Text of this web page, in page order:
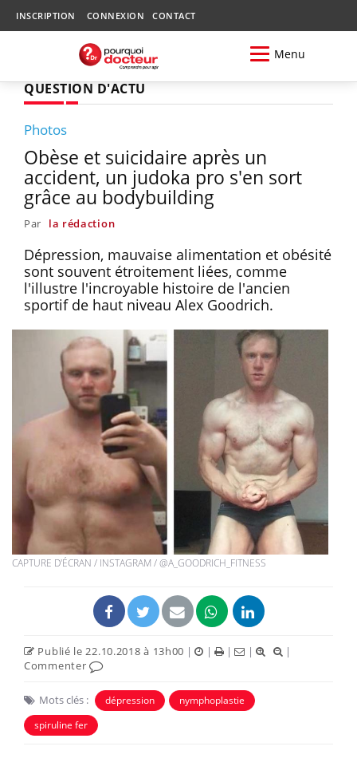
INSCRIPTION CONNEXION CONTACT
Menu
QUESTION D'ACTU
Photos
Obèse et suicidaire après un
accident, un judoka pro s'en sort
grâce au bodybuilding
Par la rédaction
Dépression, mauvaise alimentation et obésité
sont souvent étroitement liées, comme
l'illustre l'incroyable histoire de l'ancien
sportif de haut niveau Alex Goodrich.
CAPTURE D'ÉCRAN / INSTAGRAM / @A_GOODRICH_FITNESS
Publié le 22.10.2018 à 13h00 | | | |
|
Commenter
Mots clés : dépression
nymphoplastie
spiruline fer